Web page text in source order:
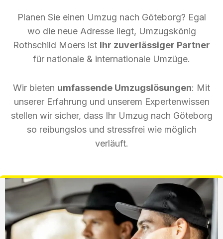
Planen Sie einen Umzug nach Göteborg? Egal
wo die neue Adresse liegt, Umzugskönig
Rothschild Moers ist Ihr zuverlässiger Partner
für nationale & internationale Umzüge.
Wir bieten umfassende Umzugslösungen: Mit
unserer Erfahrung und unserem Expertenwissen
stellen wir sicher, dass Ihr Umzug nach Göteborg
so reibungslos und stressfrei wie möglich
verläuft.